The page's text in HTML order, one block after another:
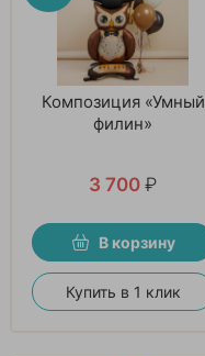
Композиция «Умный
филин»
3 700 ₽
В корзину
Купить в 1 клик